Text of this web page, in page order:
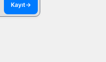
Kayıt→